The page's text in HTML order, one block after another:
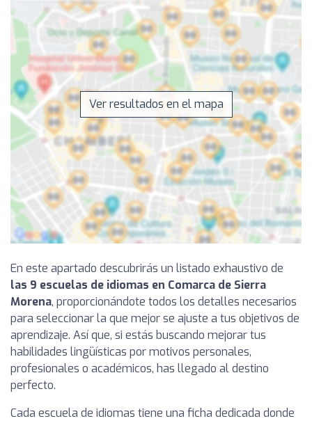
Ver resultados en el mapa
En este apartado descubrirás un listado exhaustivo de
las 9 escuelas de idiomas en Comarca de Sierra
Morena, proporcionándote todos los detalles necesarios
para seleccionar la que mejor se ajuste a tus objetivos de
aprendizaje. Así que, si estás buscando mejorar tus
habilidades lingüísticas por motivos personales,
profesionales o académicos, has llegado al destino
perfecto.
Cada escuela de idiomas tiene una ficha dedicada donde